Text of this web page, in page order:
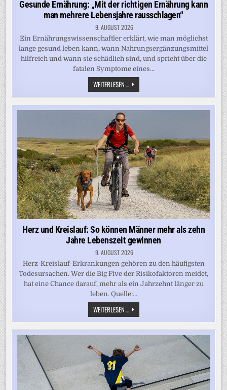
Gesunde Ernährung: „Mit der richtigen Ernährung kann
man mehrere Lebensjahre rausschlagen“
9. AUGUST 2026
Ein Ernährungswissenschaftler erklärt, wie man möglichst
lange gesund leben kann, wann Nahrungsergänzungsmittel
hilfreich und wann sie schädlich sind, und spricht über die
fatalen Symptome eines…
WEITERLESEN ...GESUNDE
ERNÄHRUNG:
„MIT
DER
RICHTIGEN
KANN
MAN
MEHRERE
LEBENSJAHRE
RAUSSCHLAGEN“
Herz und Kreislauf: So können Männer mehr als zehn
Jahre Lebenszeit gewinnen
9. AUGUST 2026
Herz-Kreislauf-Erkrankungen gehören zu den häufigsten
Todesursachen. Wer die Big Five der Risikofaktoren meidet,
hat eine Chance darauf, mehr als ein Jahrzehnt länger zu
leben. Quelle:…
WEITERLESEN ... HERZ
UND
KREISLAUF:
SO
KÖNNEN
MEHR
ALS
ZEHN
JAHRE
LEBENSZEIT
GEWINNEN